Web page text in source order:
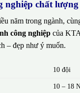
nghiệp chất
năm trong ngành,
công nghiệp của
– đẹp như ý muốn.
10 đội
10 – 18